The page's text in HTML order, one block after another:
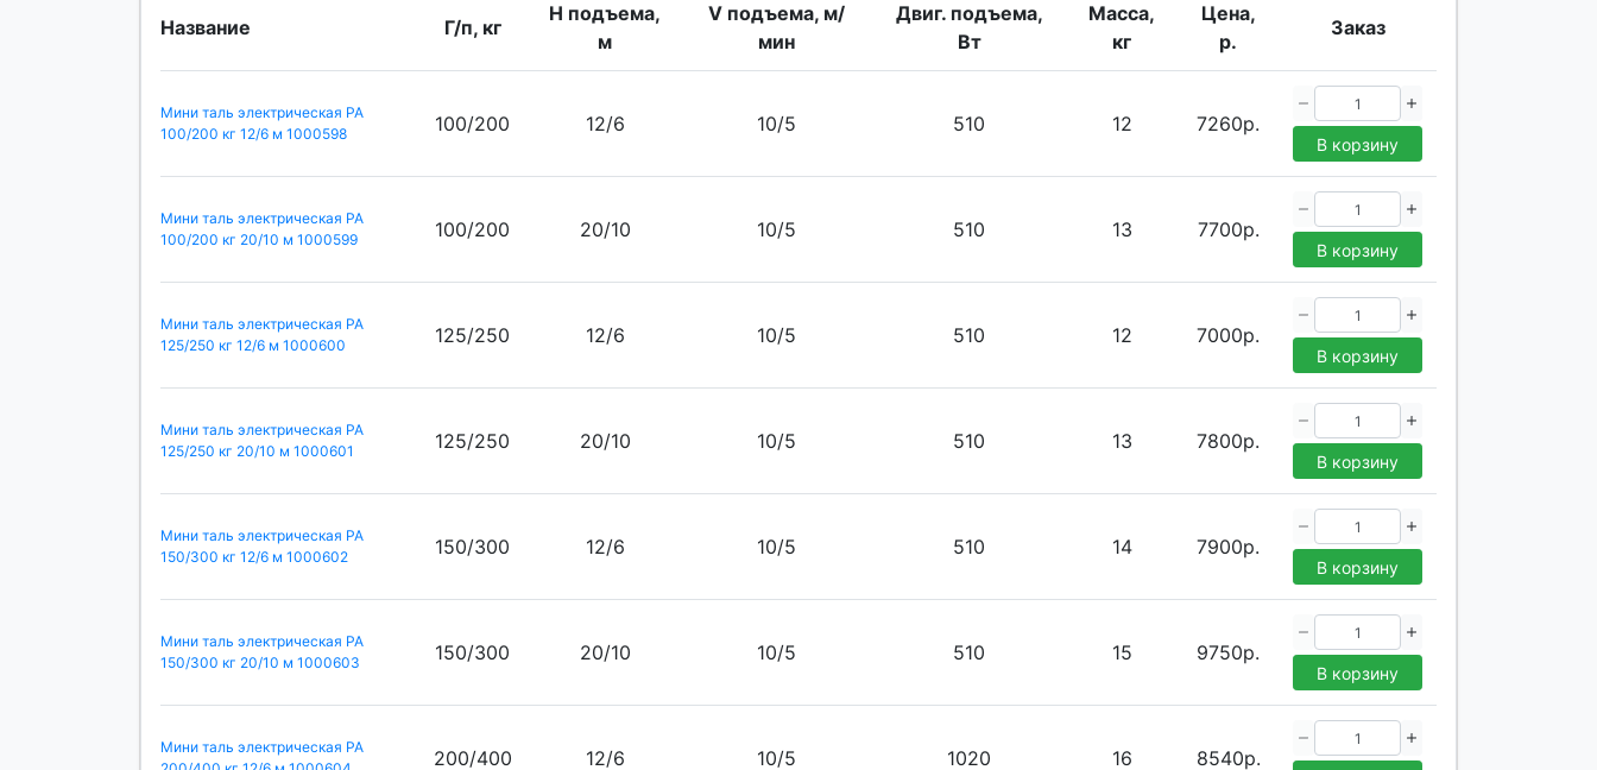
Название Г/п, кг
H подъема,
м
V подъема, м/
мин
Двиг. подъема,
Вт
Масса,
кг
Цена,
р.
Заказ
Мини таль электрическая РА
100/200 кг 12/6 м 1000598
100/200 12/6 10/5 510 12 7260р.
В корзину
Мини таль электрическая РА
100/200 кг 20/10 м 1000599
100/200 20/10 10/5 510 13 7700р.
В корзину
Мини таль электрическая РА
125/250 кг 12/6 м 1000600
125/250 12/6 10/5 510 12 7000р.
В корзину
Мини таль электрическая РА
125/250 кг 20/10 м 1000601
125/250 20/10 10/5 510 13 7800р.
В корзину
Мини таль электрическая РА
150/300 кг 12/6 м 1000602
150/300 12/6 10/5 510 14 7900р.
В корзину
Мини таль электрическая РА
150/300 кг 20/10 м 1000603
150/300 20/10 10/5 510 15 9750р.
В корзину
Мини таль электрическая РА
200/400 12/6 10/5 1020 16 8540р.